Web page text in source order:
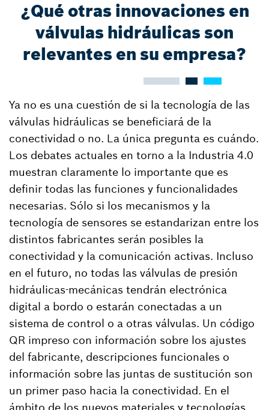
¿Qué otras innovaciones en
válvulas hidráulicas son
relevantes en su empresa?
Ya no es una cuestión de si la tecnología de las
válvulas hidráulicas se beneficiará de la
conectividad o no. La única pregunta es cuándo.
Los debates actuales en torno a la Industria 4.0
muestran claramente lo importante que es
definir todas las funciones y funcionalidades
necesarias. Sólo si los mecanismos y la
tecnología de sensores se estandarizan entre los
distintos fabricantes serán posibles la
conectividad y la comunicación activas. Incluso
en el futuro, no todas las válvulas de presión
hidráulicas-mecánicas tendrán electrónica
digital a bordo o estarán conectadas a un
sistema de control o a otras válvulas. Un código
QR impreso con información sobre los ajustes
del fabricante, descripciones funcionales o
información sobre las juntas de sustitución son
un primer paso hacia la conectividad. En el